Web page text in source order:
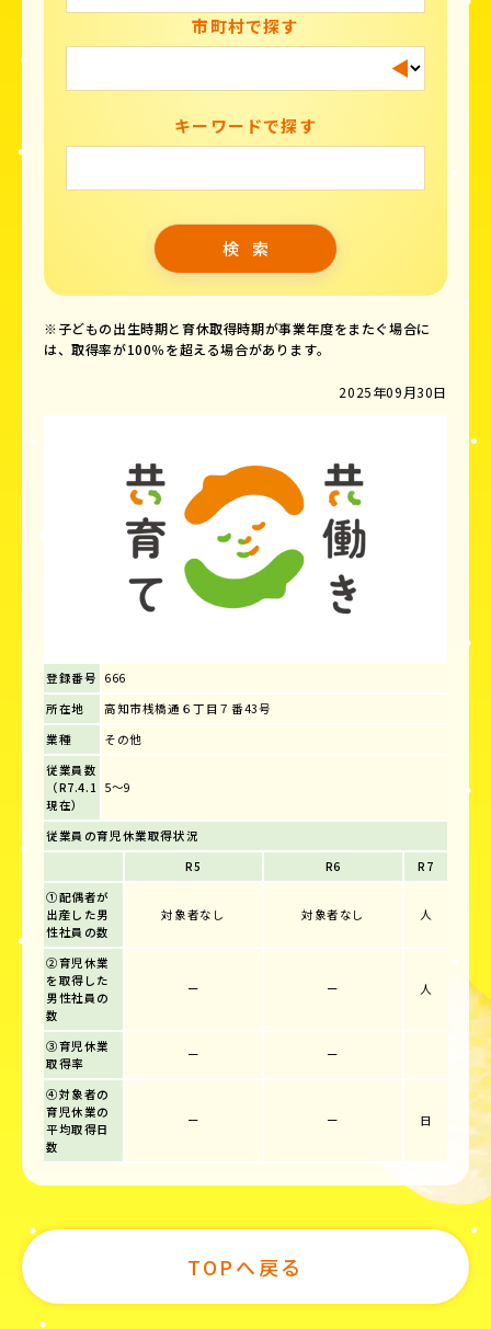
市町村で探す
キーワードで探す
※子どもの出生時期と育休取得時期が事業年度をまたぐ場合に
は、取得率が100％を超える場合があります。
2025年09月30日
登録番号 666
所在地
高知市桟橋通６丁目７番43号
業種
その他
従業員数
（R7.4.1
現在）
5～9
従業員の育児休業取得状況
R5
R6
R7
①配偶者が
出産した男
性社員の数
対象者なし 対象者なし 人
②育児休業
を取得した
男性社員の
数
ー ー 人
③育児休業
取得率
ー ー
④対象者の
育児休業の
平均取得日
数
ー ー 日
TOPへ戻る